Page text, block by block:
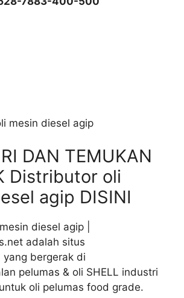
DAN TEMUKAN
Distributor oli
agip DISINI
diesel agip |
adalah situs
bergerak di
pelumas & oli SHELL industri
oli pelumas food grade.